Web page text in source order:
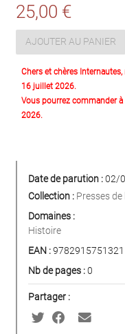
25,00 €
AJOUTER AU PANIER
Chers et chères
16 juillet 2026.
Vous pourrez commander
2026.
Date de parution :02/
Collection : Presses
Domaines :
Histoire
EAN :9782915751321
Nb de pages :0
Partager :